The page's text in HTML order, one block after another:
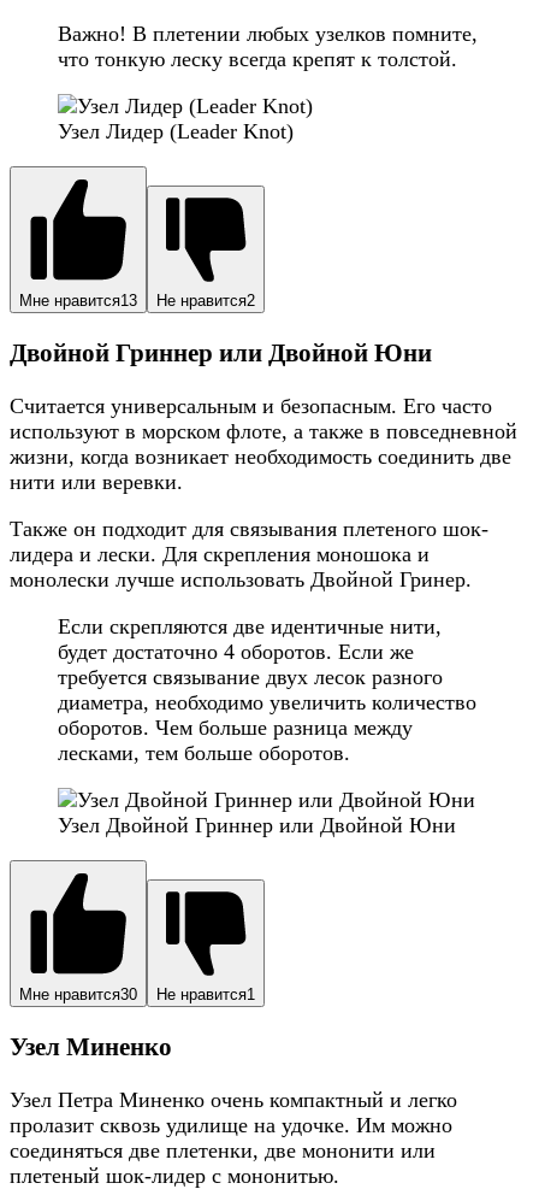
Важно! В плетении любых узелков помните,
что тонкую леску всегда крепят к толстой.
Узел Лидер (Leader Knot)
Мне нравится13 Не нравится2
Двойной Гриннер или Двойной Юни
Считается универсальным и безопасным. Его часто
используют в морском флоте, а также в повседневной
жизни, когда возникает необходимость соединить две
нити или веревки.
Также он подходит для связывания плетеного шок-
лидера и лески. Для скрепления моношока и
монолески лучше использовать Двойной Гринер.
Если скрепляются две идентичные нити,
будет достаточно 4 оборотов. Если же
требуется связывание двух лесок разного
диаметра, необходимо увеличить количество
оборотов. Чем больше разница между
лесками, тем больше оборотов.
Узел Двойной Гриннер или Двойной Юни
Мне нравится30 Не нравится1
Узел Миненко
Узел Петра Миненко очень компактный и легко
пролазит сквозь удилище на удочке. Им можно
соединяться две плетенки, две мононити или
плетеный шок-лидер с мононитью.